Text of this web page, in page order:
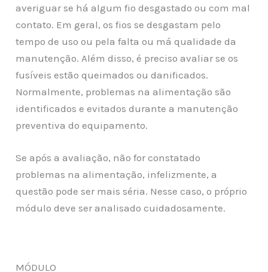
averiguar se há algum fio desgastado ou com mal
contato. Em geral, os fios se desgastam pelo
tempo de uso ou pela falta ou má qualidade da
manutenção. Além disso, é preciso avaliar se os
fusíveis estão queimados ou danificados.
Normalmente, problemas na alimentação são
identificados e evitados durante a manutenção
preventiva do equipamento.
Se após a avaliação, não for constatado
problemas na alimentação, infelizmente, a
questão pode ser mais séria. Nesse caso, o próprio
módulo deve ser analisado cuidadosamente.
MÓDULO